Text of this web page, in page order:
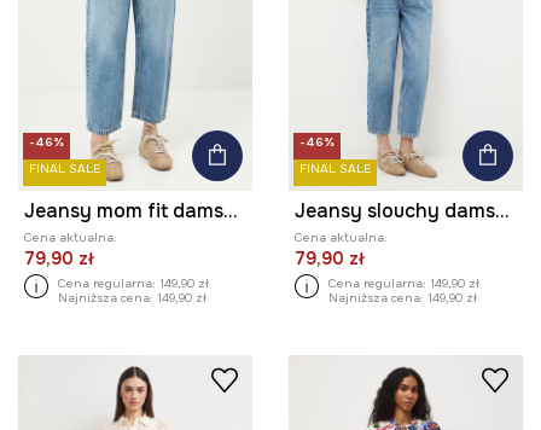
-46%
FINAL SALE
Jeansy mom fit damskie
Cena aktualna:
79,90 zł
Cena regularna: 149,90 zł
Najniższa cena: 149,90 zł
-46%
FINAL SALE
Jeansy slouchy damskie
Cena aktualna:
79,90 zł
Cena regularna: 149,90 zł
Najniższa cena: 149,90 zł